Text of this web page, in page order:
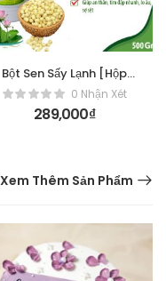
Bột Sen Sấy Lạnh [Hộp
500gr]0 Nhận Xét
289,000₫
Xem Thêm Sản Phẩm